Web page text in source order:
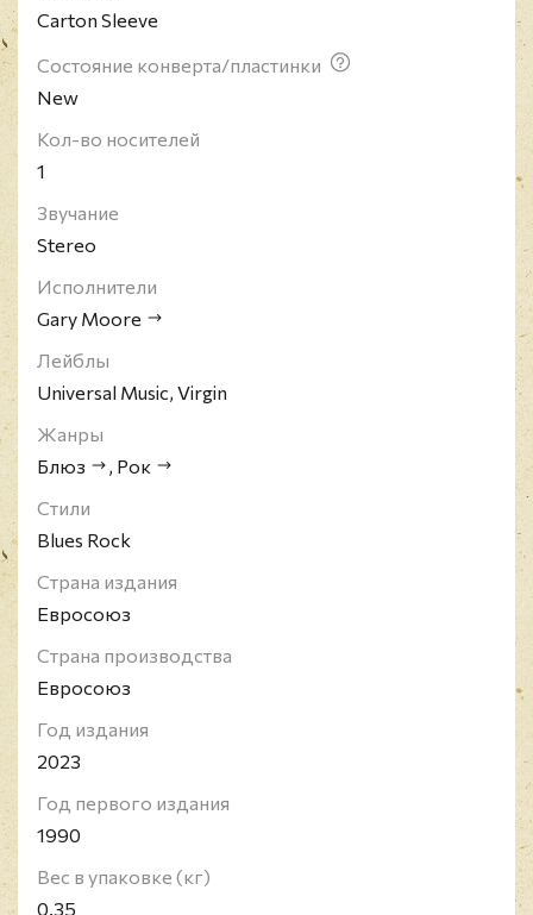
Carton Sleeve
Состояние конверта/пластинки
New
Кол-во носителей
1
Звучание
Stereo
Исполнители
Gary Moore
Лейблы
Universal Music, Virgin
Жанры
Блюз
, Рок
Стили
Blues Rock
Страна издания
Евросоюз
Страна производства
Евросоюз
Год издания
2023
Год первого издания
1990
Вес в упаковке (кг)
0.35